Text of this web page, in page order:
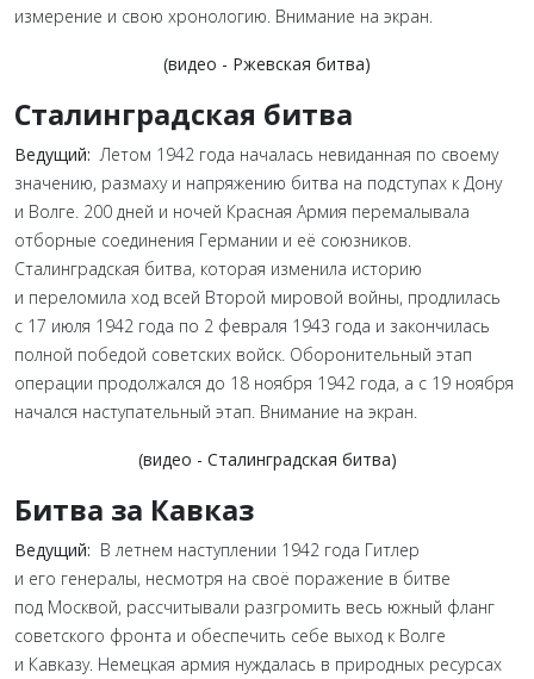
измерение и свою хронологию. Внимание на экран.
(видео - Ржевская битва)
Сталинградская битва
Ведущий: Летом 1942 года началась невиданная по своему
значению, размаху и напряжению битва на подступах к Дону
и Волге. 200 дней и ночей Красная Армия перемалывала
отборные соединения Германии и её союзников.
Сталинградская битва, которая изменила историю
и переломила ход всей Второй мировой войны, продлилась
с 17 июля 1942 года по 2 февраля 1943 года и закончилась
полной победой советских войск. Оборонительный этап
операции продолжался до 18 ноября 1942 года, а с 19 ноября
начался наступательный этап. Внимание на экран.
(видео - Сталинградская битва)
Битва за Кавказ
Ведущий: В летнем наступлении 1942 года Гитлер
и его генералы, несмотря на своё поражение в битве
под Москвой, рассчитывали разгромить весь южный фланг
советского фронта и обеспечить себе выход к Волге
и Кавказу. Немецкая армия нуждалась в природных ресурсах